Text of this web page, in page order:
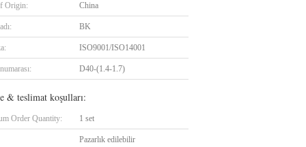
Origin: China
BK
ISO9001/ISO14001
D40-(1.4-1.7)
& teslimat koşulları:
Order Quantity: 1 set
Pazarlık edilebilir